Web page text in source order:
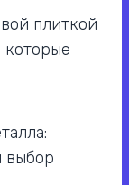
плиткой
которые
выбор